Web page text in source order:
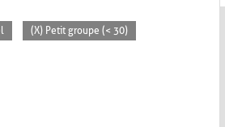
(X) Petit groupe (< 30)